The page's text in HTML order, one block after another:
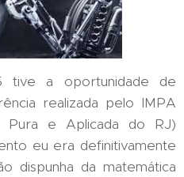
tive a oportunidade de
realizada pelo IMPA
Pura e Aplicada do RJ)
eu era definitivamente
dispunha da matemática